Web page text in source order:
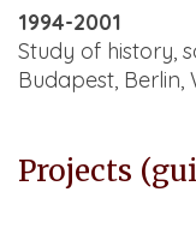
1994-2001
Study of history,
Budapest, Berlin,
Projects